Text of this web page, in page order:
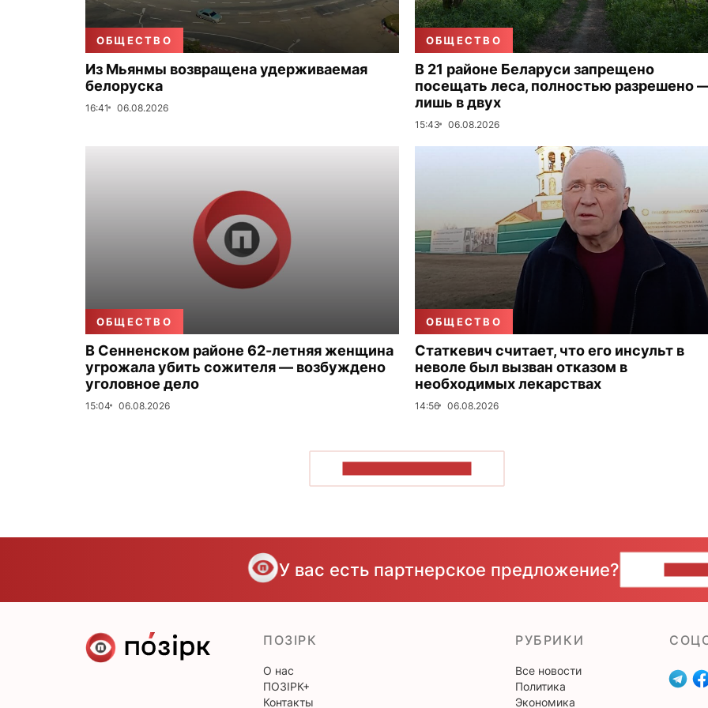
ОБЩЕСТВО
Из Мьянмы возвращена удерживаемая
белоруска
16:41 06.08.2026
ОБЩЕСТВО
В 21 районе Беларуси запрещено
посещать леса, полностью разрешено
лишь в двух
15:43 06.08.2026
ОБЩЕСТВО
В Сенненском районе 62-летняя женщина
угрожала убить сожителя — возбуждено
уголовное дело
15:04 06.08.2026
ОБЩЕСТВО
Статкевич считает, что его инсульт в
неволе был вызван отказом в
необходимых лекарствах
14:56 06.08.2026
У вас есть партнерское предложение?
ПОЗІРК
О нас
ПОЗІРК+
Контакты
РУБРИКИ
Все новости
Политика
Экономика